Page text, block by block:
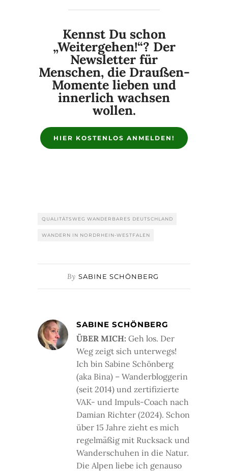
Kennst Du schon
„Weitergehen!“? Der
Newsletter für
Menschen, die Draußen-
Momente lieben und
innerlich wachsen
wollen.
HIER KOSTENLOS ANMELDEN!
QUALITÄTSWEG WANDERBARES DEUTSCHLAND
WANDERN IN NORDRHEIN-WESTFALEN
By SABINE SCHÖNBERG
SABINE SCHÖNBERG
ÜBER MICH: Geh los. Der
Weg zeigt sich unterwegs!
Ich bin Sabine Schönberg
(aka Bina) – Wanderbloggerin
(seit 2014) und zertifizierte
VAK- und Impuls-Coach nach
Damian Richter (2024). Schon
über 15 Jahre zieht es mich
regelmäßig mit Rucksack und
Wanderschuhen in die Natur.
Die Alpen liebe ich genauso